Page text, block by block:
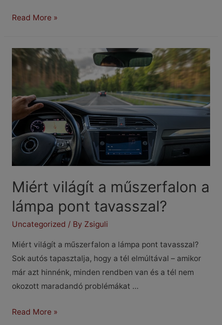
Mikor
cserélni?
Read More »
Miért világít a műszerfalon a
lámpa pont tavasszal?
Uncategorized / By Zsiguli
Miért világít a műszerfalon a lámpa pont tavasszal?
Sok autós tapasztalja, hogy a tél elmúltával – amikor
már azt hinnénk, minden rendben van és a tél nem
okozott maradandó problémákat …
Miért
Read More »